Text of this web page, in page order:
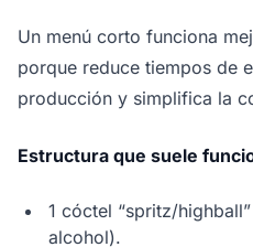
Un menú corto funciona
porque reduce tiempos de
producción y simplifica la
Estructura que suele
1 cóctel “spritz/
alcohol).